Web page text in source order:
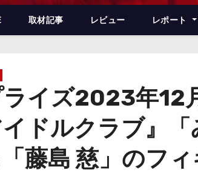
取材記事 レビュー レポート
イズ2023年12
ドルクラブ』
藤島 慈」のフ